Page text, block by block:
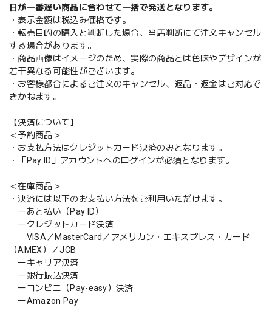
日が一番遅い商品に合わせて一括で発送となります。
・表示金額は税込み価格です。
・転売目的の購入と判断した場合、当店判断にて注文キャンセル
する場合があります。
・商品画像はイメージのため、実際の商品とは色味やデザインが
若干異なる可能性がございます。
・お客様都合によるご注文のキャンセル、返品・返金はご対応で
きかねます。
【決済について】
＜予約商品＞
・お支払方法はクレジットカード決済のみとなります。
・「Pay ID」アカウントへのログインが必須となります。
＜在庫商品＞
・決済には以下のお支払い方法をご利用いただけます。
ーあと払い（Pay ID）
ークレジットカード決済
VISA／MasterCard／アメリカン・エキスプレス・カード
（AMEX）／JCB
ーキャリア決済
ー銀行振込決済
ーコンビニ（Pay-easy）決済
ーAmazon Pay